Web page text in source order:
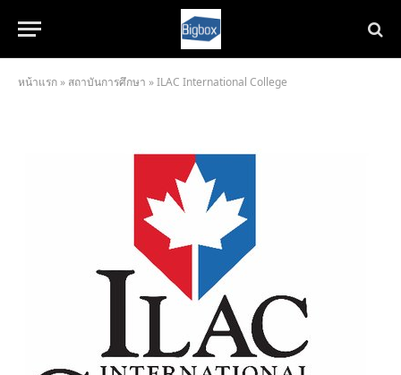
หน้าแรก » สถาบันการศึกษา »ILAC International College